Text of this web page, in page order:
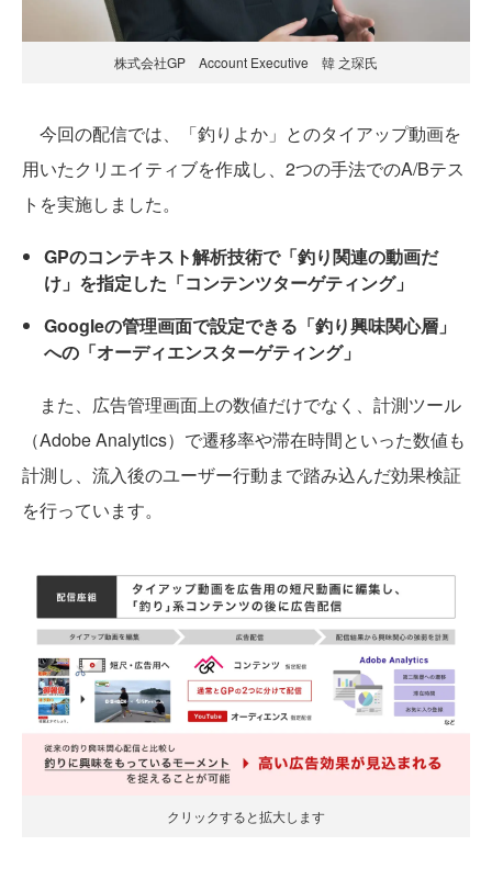
株式会社GP Account Executive 韓 之琛氏
今回の配信では、「釣りよか」とのタイアップ動画を
用いたクリエイティブを作成し、2つの手法でのA/Bテス
トを実施しました。
GPのコンテキスト解析技術で「釣り関連の動画だ
け」を指定した「コンテンツターゲティング」
Googleの管理画面で設定できる「釣り興味関心層」
への「オーディエンスターゲティング」
また、広告管理画面上の数値だけでなく、計測ツール
（Adobe Analytics）で遷移率や滞在時間といった数値も
計測し、流入後のユーザー行動まで踏み込んだ効果検証
を行っています。
クリックすると拡大します